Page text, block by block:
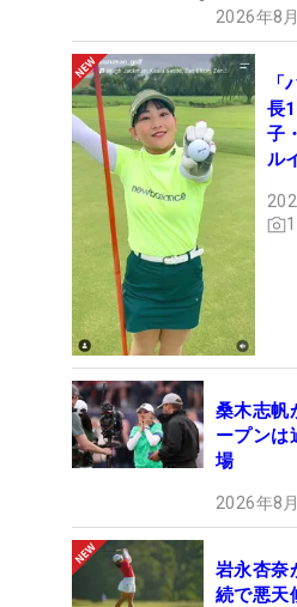
2026年8
長
子
ル
1
桑木志
ープンは
場
2026年8
岩永杏
続で悪天